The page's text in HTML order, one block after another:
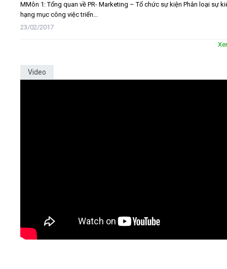
MMôn 1: Tổng quan về PR- Marketing – Tổ chức sự kiện Phân loại sự
hạng mục công việc triển...
23/02/2017
Video